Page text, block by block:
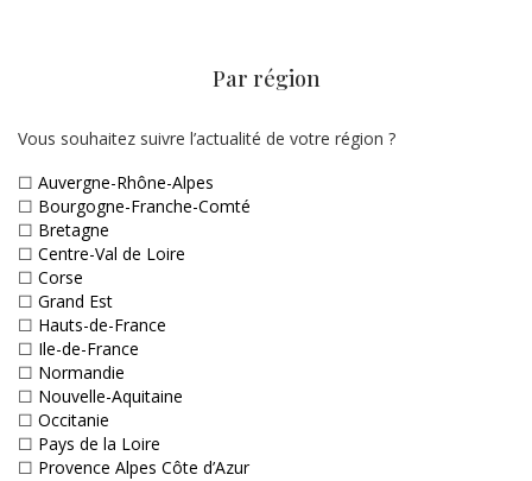
Par région
Vous souhaitez suivre l’actualité de votre région ?
☐ Auvergne-Rhône-Alpes
☐ Bourgogne-Franche-Comté
☐ Bretagne
☐ Centre-Val de Loire
☐ Corse
☐ Grand Est
☐ Hauts-de-France
☐ Ile-de-France
☐ Normandie
☐ Nouvelle-Aquitaine
☐ Occitanie
☐ Pays de la Loire
☐ Provence Alpes Côte d’Azur